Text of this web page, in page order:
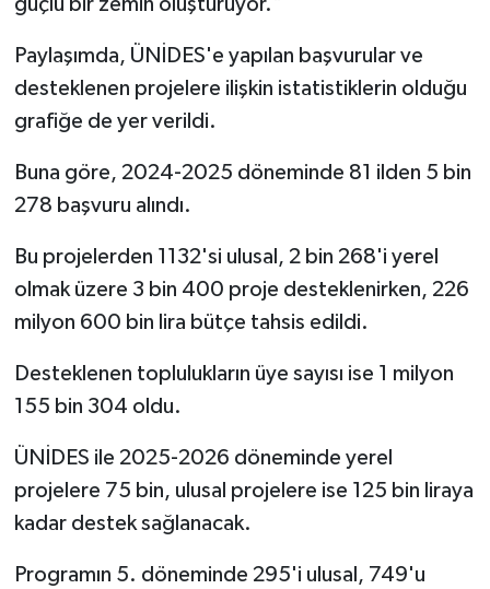
Paylaşımda, ÜNİDES'e yapılan başvurular ve
desteklenen projelere ilişkin istatistiklerin olduğu
grafiğe de yer verildi.
Buna göre, 2024-2025 döneminde 81 ilden 5 bin
278 başvuru alındı.
Bu projelerden 1132'si ulusal, 2 bin 268'i yerel
olmak üzere 3 bin 400 proje desteklenirken, 226
milyon 600 bin lira bütçe tahsis edildi.
Desteklenen toplulukların üye sayısı ise 1 milyon
155 bin 304 oldu.
ÜNİDES ile 2025-2026 döneminde yerel
projelere 75 bin, ulusal projelere ise 125 bin liraya
kadar destek sağlanacak.
Programın 5. döneminde 295'i ulusal, 749'u